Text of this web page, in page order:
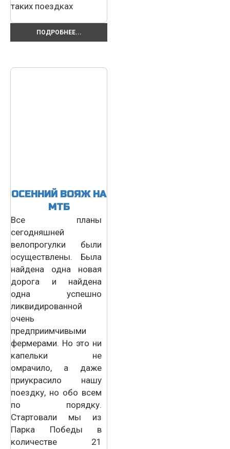
таких поездках
ПОДРОБНЕЕ...
ОСЕННИЙ ВОЯЖ НА
МТБ
Все планы
сегодняшней
велопрогулки были
осуществлены. Была
найдена одна новая
дорога и найдена
одна успешно
ликвидированной
очень
предприимчивыми
фермерами. Но это ни
капельки не
омрачило, а даже
приукрасило нашу
поездку, но обо всем
по порядку.
Стартовали мы из
Парка Победы в
количестве 21